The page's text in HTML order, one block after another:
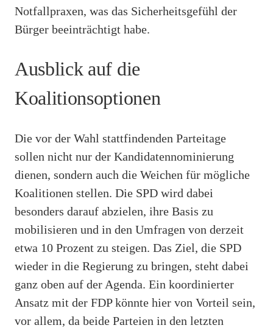
Notfallpraxen, was das Sicherheitsgefühl der
Bürger beeinträchtigt habe.
Ausblick auf die
Koalitionsoptionen
Die vor der Wahl stattfindenden Parteitage
sollen nicht nur der Kandidatennominierung
dienen, sondern auch die Weichen für mögliche
Koalitionen stellen. Die SPD wird dabei
besonders darauf abzielen, ihre Basis zu
mobilisieren und in den Umfragen von derzeit
etwa 10 Prozent zu steigen. Das Ziel, die SPD
wieder in die Regierung zu bringen, steht dabei
ganz oben auf der Agenda. Ein koordinierter
Ansatz mit der FDP könnte hier von Vorteil sein,
vor allem, da beide Parteien in den letzten